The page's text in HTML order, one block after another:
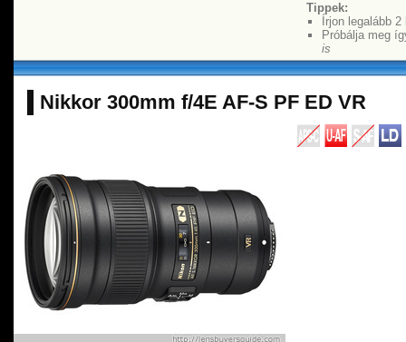
Tippek:
Írjon legalább
Próbálja meg
is
Nikkor 300mm f/4E AF-S PF ED VR